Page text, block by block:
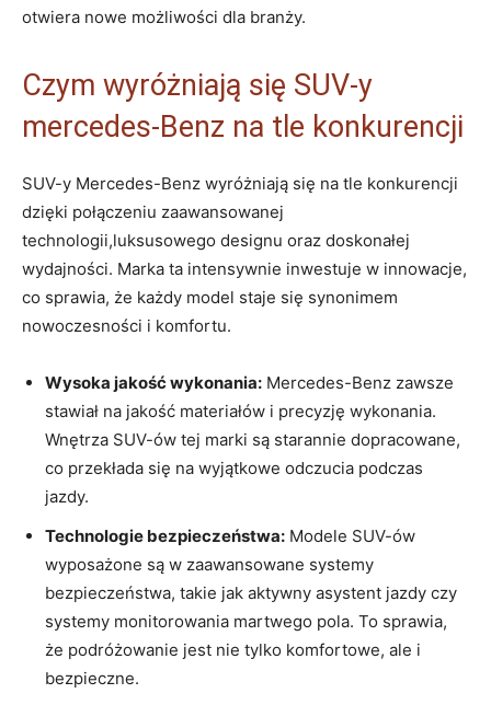
otwiera nowe możliwości dla branży.
Czym wyróżniają się SUV-y
mercedes-Benz na tle konkurencji
SUV-y Mercedes-Benz wyróżniają się na tle konkurencji
dzięki połączeniu zaawansowanej
technologii,luksusowego designu oraz doskonałej
wydajności. Marka ta intensywnie inwestuje w innowacje,
co sprawia, że każdy model staje się synonimem
nowoczesności i komfortu.
Wysoka jakość wykonania: Mercedes-Benz zawsze
stawiał na jakość materiałów i precyzję wykonania.
Wnętrza SUV-ów tej marki są starannie dopracowane,
co przekłada się na wyjątkowe odczucia podczas
jazdy.
Technologie bezpieczeństwa: Modele SUV-ów
wyposażone są w zaawansowane systemy
bezpieczeństwa, takie jak aktywny asystent jazdy czy
systemy monitorowania martwego pola. To sprawia,
że podróżowanie jest nie tylko komfortowe, ale i
bezpieczne.